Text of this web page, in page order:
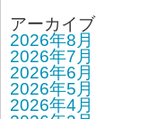
アーカイブ
2026年8月
2026年7月
2026年6月
2026年5月
2026年4月